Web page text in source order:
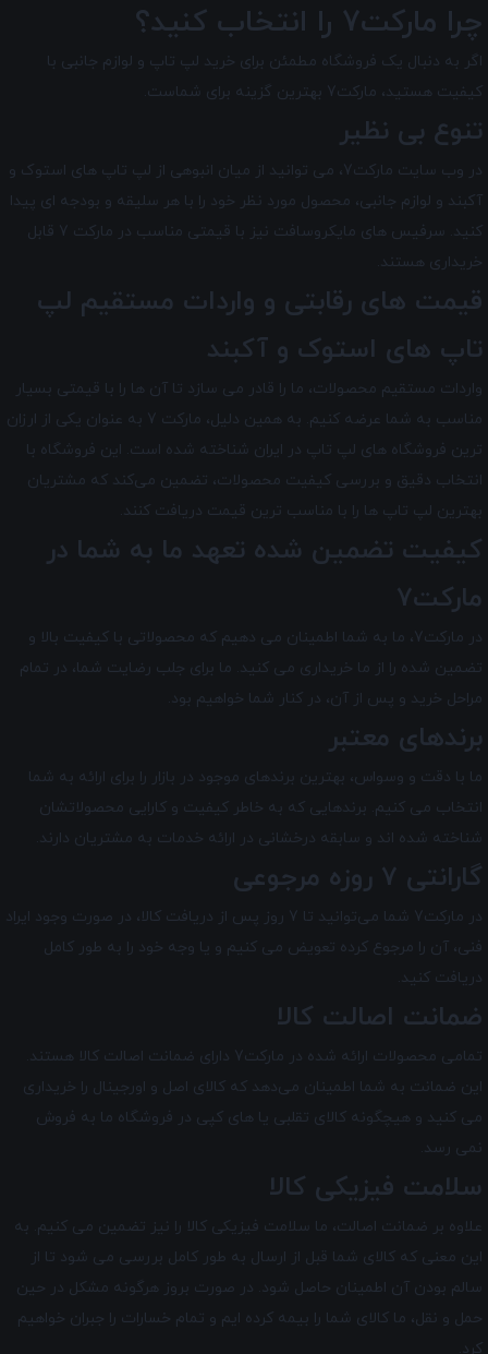
چرا مارکت7 را انتخاب کنید؟
اگر به دنبال یک فروشگاه مطمئن برای خرید لپ تاپ و لوازم جانبی با
کیفیت هستید، مارکت7 بهترین گزینه برای شماست.
تنوع بی نظیر
در وب سایت مارکت7، می توانید از میان انبوهی از لپ تاپ های استوک و
آکبند و لوازم جانبی، محصول مورد نظر خود را با هر سلیقه و بودجه ای پیدا
کنید. سرفیس های مایکروسافت نیز با قیمتی مناسب در مارکت 7 قابل
خریداری هستند.
قیمت های رقابتی و واردات مستقیم لپ
تاپ های استوک و آکبند
واردات مستقیم محصولات، ما را قادر می سازد تا آن ها را با قیمتی بسیار
مناسب به شما عرضه کنیم. به همین دلیل، مارکت 7 به عنوان یکی از ارزان
ترین فروشگاه های لپ تاپ در ایران شناخته شده است. این فروشگاه با
انتخاب دقیق و بررسی کیفیت محصولات، تضمین می‌کند که مشتریان
بهترین لپ تاپ ها را با مناسب ترین قیمت دریافت کنند.
کیفیت تضمین شده تعهد ما به شما در
مارکت7
در مارکت7 ، ما به شما اطمینان می دهیم که محصولاتی با کیفیت بالا و
تضمین شده را از ما خریداری می کنید. ما برای جلب رضایت شما، در تمام
مراحل خرید و پس از آن، در کنار شما خواهیم بود.
برندهای معتبر
ما با دقت و وسواس، بهترین برندهای موجود در بازار را برای ارائه به شما
انتخاب می کنیم. برندهایی که به خاطر کیفیت و کارایی محصولاتشان
شناخته شده اند و سابقه درخشانی در ارائه خدمات به مشتریان دارند.
گارانتی 7 روزه مرجوعی
در مارکت7 شما می‌توانید تا 7 روز پس از دریافت کالا، در صورت وجود ایراد
فنی، آن را مرجوع کرده تعویض می کنیم و یا وجه خود را به طور کامل
دریافت کنید.
ضمانت اصالت کالا
تمامی محصولات ارائه شده در مارکت7
دارای ضمانت اصالت کالا هستند.
این ضمانت به شما اطمینان می‌دهد که کالای اصل و اورجینال را خریداری
می کنید و هیچگونه کالای تقلبی یا های کپی در فروشگاه ما به فروش
نمی رسد.
سلامت فیزیکی کالا
علاوه بر ضمانت اصالت، ما سلامت فیزیکی کالا را نیز تضمین می‌ کنیم. به
این معنی که کالای شما قبل از ارسال به طور کامل بررسی می شود تا از
سالم بودن آن اطمینان حاصل شود. در صورت بروز هرگونه مشکل در حین
حمل و نقل، ما کالای شما را بیمه کرده ایم و تمام خسارات را جبران خواهیم
کرد.